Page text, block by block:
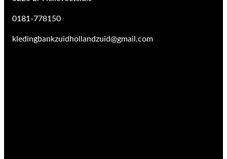
0181-778150
kledingbankzuidhollandzuid@gmail.com